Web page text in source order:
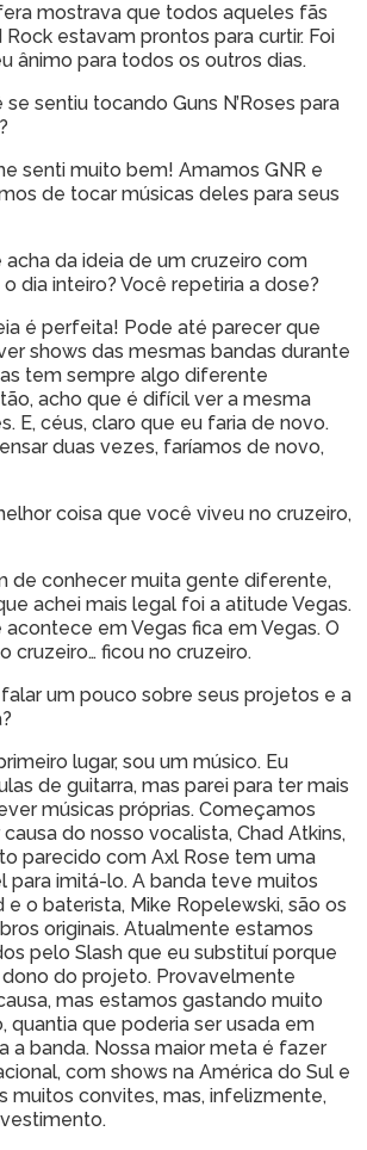
mostrava que todos aqueles fãs
estavam prontos para curtir. Foi
ânimo para todos os outros dias.
sentiu tocando Guns N’Roses para
senti muito bem! Amamos GNR e
de tocar músicas deles para seus
acha da ideia de um cruzeiro com
o dia inteiro? Você repetiria a dose?
é perfeita! Pode até parecer que
shows das mesmas bandas durante
tem sempre algo diferente
acho que é difícil ver a mesma
E, céus, claro que eu faria de novo.
duas vezes, faríamos de novo,
coisa que você viveu no cruzeiro,
de conhecer muita gente diferente,
achei mais legal foi a atitude Vegas.
em Vegas fica em Vegas. O
cruzeiro… ficou no cruzeiro.
um pouco sobre seus projetos e a
lugar, sou um músico. Eu
de guitarra, mas parei para ter mais
músicas próprias. Começamos
do nosso vocalista, Chad Atkins,
parecido com Axl Rose tem uma
para imitá-lo. A banda teve muitos
e o baterista, Mike Ropelewski, são os
originais. Atualmente estamos
pelo Slash que eu substituí porque
do projeto. Provavelmente
mas estamos gastando muito
quantia que poderia ser usada em
a banda. Nossa maior meta é fazer
com shows na América do Sul e
muitos convites, mas, infelizmente,